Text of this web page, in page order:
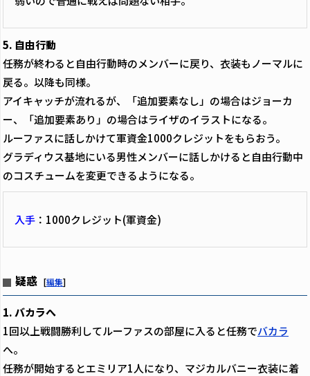
5. 自由行動
任務が終わると自由行動時のメンバーに戻り、衣装もノーマルに
戻る。以降も同様。
アイキャッチが流れるが、「追加要素なし」の場合はジョーカ
ー、「追加要素あり」の場合はライザのイラストになる。
ルーファスに話しかけて軍資金1000クレジットをもらおう。
グラディウス基地にいる男性メンバーに話しかけると自由行動中
のコスチュームを変更できるようになる。
入手 ：1000クレジット(軍資金)
疑惑 [編集]
1. バカラへ
1回以上戦闘勝利してルーファスの部屋に入ると任務でバカラ
へ。
任務が開始するとエミリア1人になり、マジカルバニー衣装に着